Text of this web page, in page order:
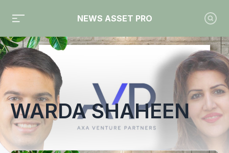
NEWS ASSET PRO
Toute l'actualité sur le tag "Warda Shaheen"
WARDA SHAHEEN